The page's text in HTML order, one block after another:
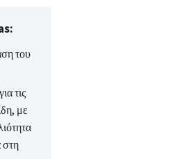
του
τις
με
στη